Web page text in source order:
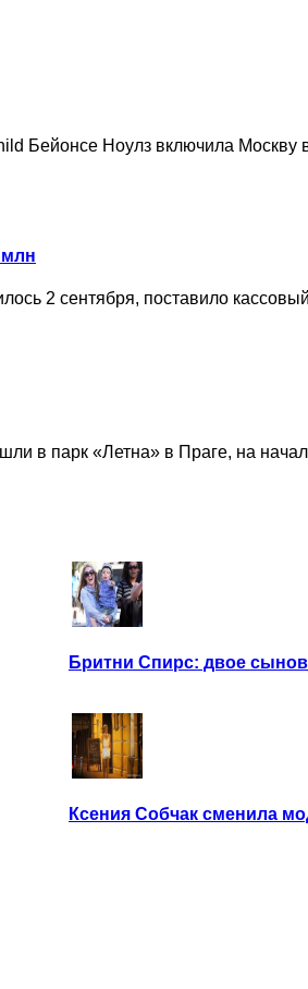
Бейонсе Ноулз включила Москву
2 сентября, поставило
в парк «Летна» в Праге, на
Бритни Спирс: двое
Ксения Собчак сменила